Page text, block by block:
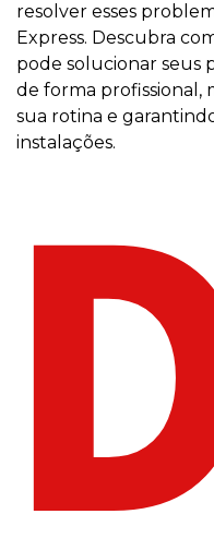
resolver esses
Express. Descubra
pode solucionar seus
de forma profissional,
sua rotina e
instalações.